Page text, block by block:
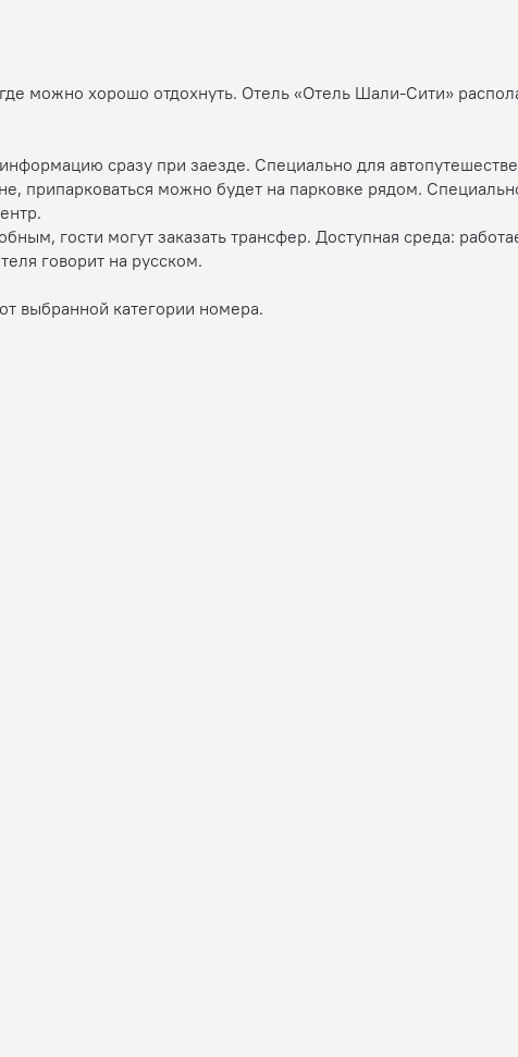
можно хорошо отдохнуть. Отель «Отель Шали-Сити»
сразу при заезде. Специально для
припарковаться можно будет на парковке рядом.
гости могут заказать трансфер. Доступная среда:
говорит на русском.
выбранной категории номера.